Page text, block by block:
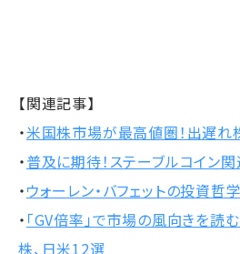
【関連記事】
・米国株市場が最高値圏！出遅れ
・普及に期待！ステーブルコイン
・ウォーレン・バフェットの投資
・ 「GV倍率」で市場の風向きを読
株、日米12選